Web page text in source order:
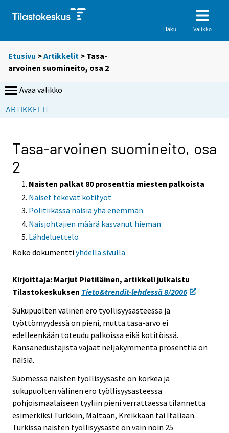
Haku Valikko
Etusivu >Artikkelit > Tasa-
arvoinen suomineito, osa 2
Avaa valikko
ARTIKKELIT
Tasa-arvoinen suomineito, osa
2
Naisten palkat 80 prosenttia miesten palkoista
Naiset tekevät kotityöt
Politiikassa naisia yhä enemmän
Naisjohtajien määrä kasvanut hieman
Lähdeluettelo
Koko dokumenttiyhdellä sivulla
Kirjoittaja: Marjut Pietiläinen, artikkeli julkaistu
Tilastokeskuksen Tieto&trendit-lehdessä 8/2006
Sukupuolten välinen ero työllisyysasteessa ja
työttömyydessä on pieni, mutta tasa-arvo ei
edelleenkään toteudu palkoissa eikä kotitöissä.
Kansanedustajista vajaat neljäkymmentä prosenttia on
naisia.
Suomessa naisten työllisyysaste on korkea ja
sukupuolten välinen ero työllisyysasteessa
pohjoismaalaiseen tyyliin pieni verrattaessa tilannetta
esimerkiksi Turkkiin, Maltaan, Kreikkaan tai Italiaan.
Turkissa naisten työllisyysaste on vain noin 25